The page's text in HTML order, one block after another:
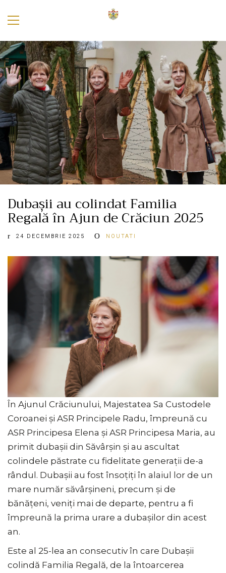
Dubașii au colindat Familia
Regală în Ajun de Crăciun 2025
24 DECEMBRIE 2025 NOUTATI
În Ajunul Crăciunului, Majestatea Sa Custodele
Coroanei și ASR Principele Radu, împreună cu
ASR Principesa Elena și ASR Principesa Maria, au
primit dubașii din Săvârșin și au ascultat
colindele păstrate cu fidelitate generații de-a
rândul. Dubașii au fost însoțiți în alaiul lor de un
mare număr săvârșineni, precum și de
bănățeni, veniți mai de departe, pentru a fi
împreună la prima urare a dubașilor din acest
an.
Este al 25-lea an consecutiv în care Dubașii
colindă Familia Regală, de la întoarcerea